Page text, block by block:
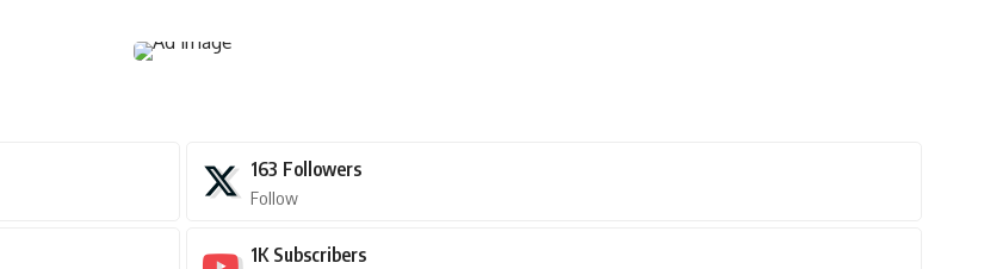
163 Followers
Follow
1K Subscribers